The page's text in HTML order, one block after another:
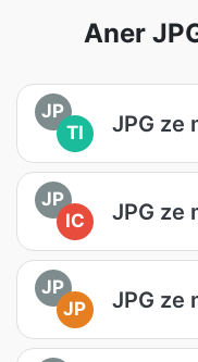
Aner
JP
TI
JPG ze
JP
IC
JPG ze
JP
JP
JPG ze